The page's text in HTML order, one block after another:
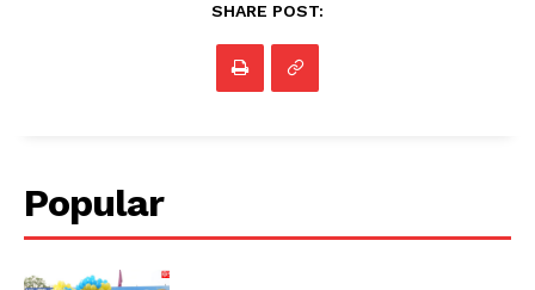
SHARE POST:
Popular